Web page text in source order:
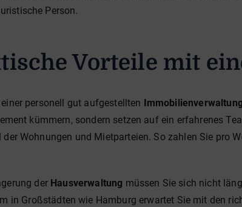
Person.
Vorteile mit
personell gut aufgestellten
kümmern, sondern setzen auf ein erfahrenes
der Wohnungen und Mietparteien. So zahlen Sie pro
der Hausverwaltung müssen Sie sich nicht
in Großstädten wie Hamburg erwartet Sie mit den